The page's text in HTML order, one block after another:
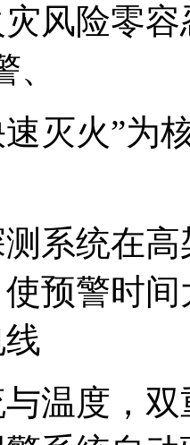
风险零
灭火”为
系统在
预警时
温度，